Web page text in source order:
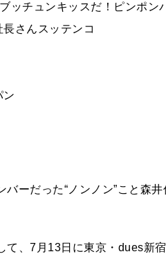
ッチュンキッスだ！ピンポ
さんスッテンコ
ン
バーだった“ノンノン”こと森
て、7月13日に東京・dues新